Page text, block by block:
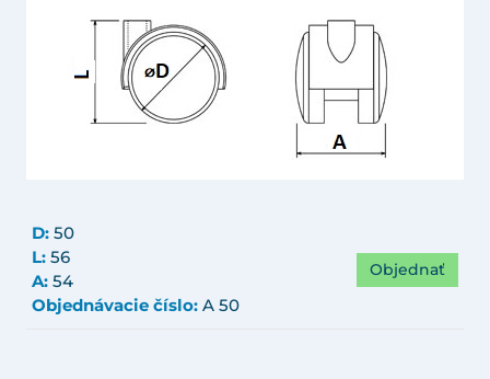
D: 50
L: 56
A: 54
Objednávacie číslo: A 50
Objednať